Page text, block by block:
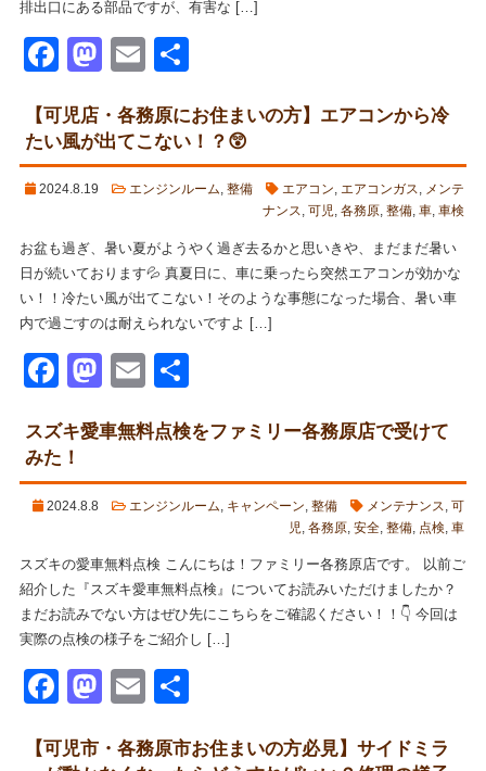
排出口にある部品ですが、有害な […]
Facebook
Mastodon
Email
共
【可児店・各務原にお住まいの方】エアコンから冷
たい風が出てこない！？😲
2024.8.19 エンジンルーム 整備 エアコン エアコンガス
メンテ
ナンス
可児 各務原, 整備, 車, 車検
お盆も過ぎ、暑い夏がようやく過ぎ去るかと思いきや、まだまだ暑い
日が続いております💦 真夏日に、車に乗ったら突然エアコンが効かな
い！！冷たい風が出てこない！そのような事態になった場合、暑い車
内で過ごすのは耐えられないですよ […]
Facebook
Mastodon
Email
スズキ愛車無料点検をファミリー各務原店で受けて
みた！
2024.8.8 エンジンルーム キャンペーン 整備 メンテナンス
可
児
各務原, 安全, 整備, 点検 車
スズキの愛車無料点検 こんにちは！ファミリー各務原店です。 以前ご
紹介した『スズキ愛車無料点検』についてお読みいただけましたか？
まだお読みでない方はぜひ先にこちらをご確認ください！！👇 今回は
実際の点検の様子をご紹介し […]
Facebook
Mastodon
Email
【可児市・各務原市お住まいの方必見】サイドミラ